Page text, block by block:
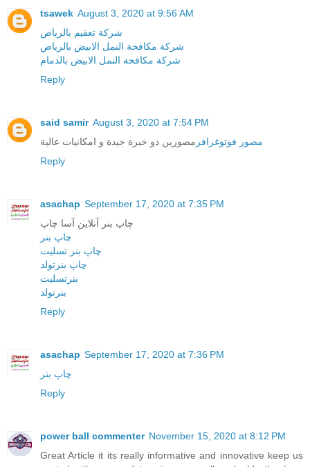
tsawek August 3, 2020 at 9:56 AM
شركة تعقيم بالرياض
شركة مكافحة النمل الابيض بالرياض
شركة مكافحة النمل الابيض بالدمام
Reply
said samir August 3, 2020 at 7:54 PM
مصور فوتوغرافر مصورين ذو خبرة جيدة و امكانيات عالية
Reply
asachap September 17, 2020 at 7:35 PM
چاپ بنر آنلاین آسا چاپ
چاپ بنر
چاپ بنر تسلیت
چاپ بنرتولد
بنرتسلیت
بنرتولد
Reply
asachap September 17, 2020 at 7:36 PM
چاپ بنر
Reply
power ball commenter November 15, 2020 at 8:12 PM
Great Article it its really informative and innovative keep us